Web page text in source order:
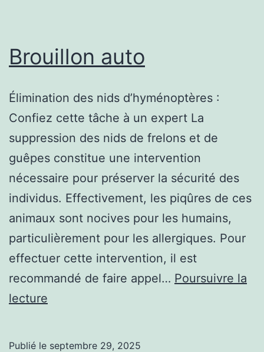
Brouillon auto
Élimination des nids d’hyménoptères :
Confiez cette tâche à un expert La
suppression des nids de frelons et de
guêpes constitue une intervention
nécessaire pour préserver la sécurité des
individus. Effectivement, les piqûres de ces
animaux sont nocives pour les humains,
particulièrement pour les allergiques. Pour
effectuer cette intervention, il est
recommandé de faire appel… Poursuivre la
lecture
Publié le septembre 29, 2025